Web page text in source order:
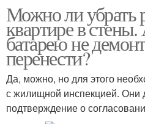
Можно ли убрать
квартире в
батарею не
перенести?
Да, можно, но для этого
с жилищной инспекцией. Они
подтверждение о